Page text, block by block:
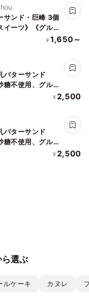
サンド・巨峰 3個
イーツ》《グルテ
¥ 1,650～
バターサンド
糖不使用、グルテ
タニカルカカオサ
¥ 2,500
バターサンド
糖不使用、グルテ
タニカルサンド¥ 2,500
選ぶ
ルケーキ カヌレ